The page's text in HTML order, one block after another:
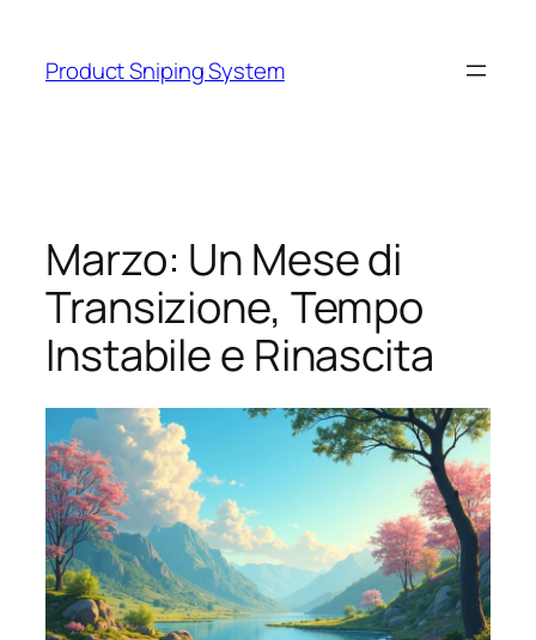
content
Product Sniping System
Marzo: Un Mese di
Transizione, Tempo
Instabile e Rinascita